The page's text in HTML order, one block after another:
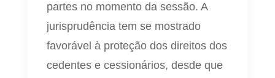
partes no momento da sessão. A
jurisprudência tem se mostrado
favorável à proteção dos direitos dos
cedentes e cessionários, desde que